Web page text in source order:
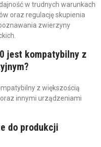
w trudnych warunkach
oraz regulację skupienia
zwierzyny
jest kompatybilny z
z większością
innymi urządzeniami
do produkcji